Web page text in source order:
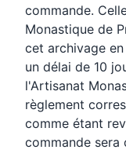
commande.
Monastique de
cet archivage
un délai de 10
l'Artisanat
règlement
comme étant
commande sera